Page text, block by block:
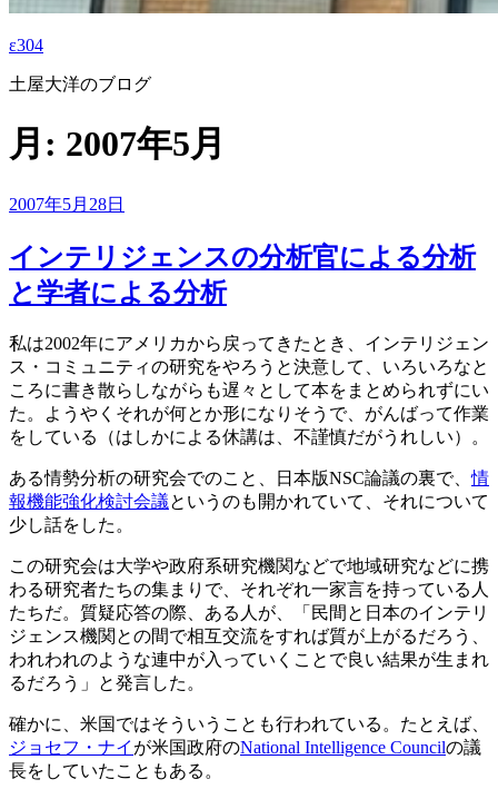
ε304
土屋大洋のブログ
月: 2007年5月
投
日:
2007年5月28日
インテリジェンスの分析官による分析
と学者による分析
私は2002年にアメリカから戻ってきたとき、インテリジェン
ス・コミュニティの研究をやろうと決意して、いろいろなと
ころに書き散らしながらも遅々として本をまとめられずにい
た。ようやくそれが何とか形になりそうで、がんばって作業
をしている（はしかによる休講は、不謹慎だがうれしい）。
ある情勢分析の研究会でのこと、日本版NSC論議の裏で、情
報機能強化検討会議というのも開かれていて、それについて
少し話をした。
この研究会は大学や政府系研究機関などで地域研究などに携
わる研究者たちの集まりで、それぞれ一家言を持っている人
たちだ。質疑応答の際、ある人が、「民間と日本のインテリ
ジェンス機関との間で相互交流をすれば質が上がるだろう、
われわれのような連中が入っていくことで良い結果が生まれ
るだろう」と発言した。
確かに、米国ではそういうことも行われている。たとえば、
ジョセフ・ナイ が米国政府のNational Intelligence Councilの議
長をしていたこともある。